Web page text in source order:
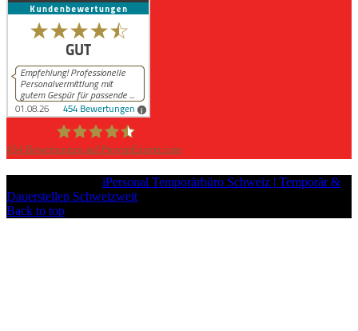
454 Bewertungen auf ProvenExpert.com
iPersonal Temporärbüro Schweiz | Temporär &
Dauerstellen Schweizweit
Back to top